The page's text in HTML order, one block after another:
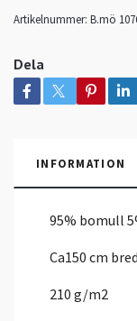
Artikelnummer: B.mö
Dela
INFORMATION
95% bomull
Ca150 cm bred
210 g/m2